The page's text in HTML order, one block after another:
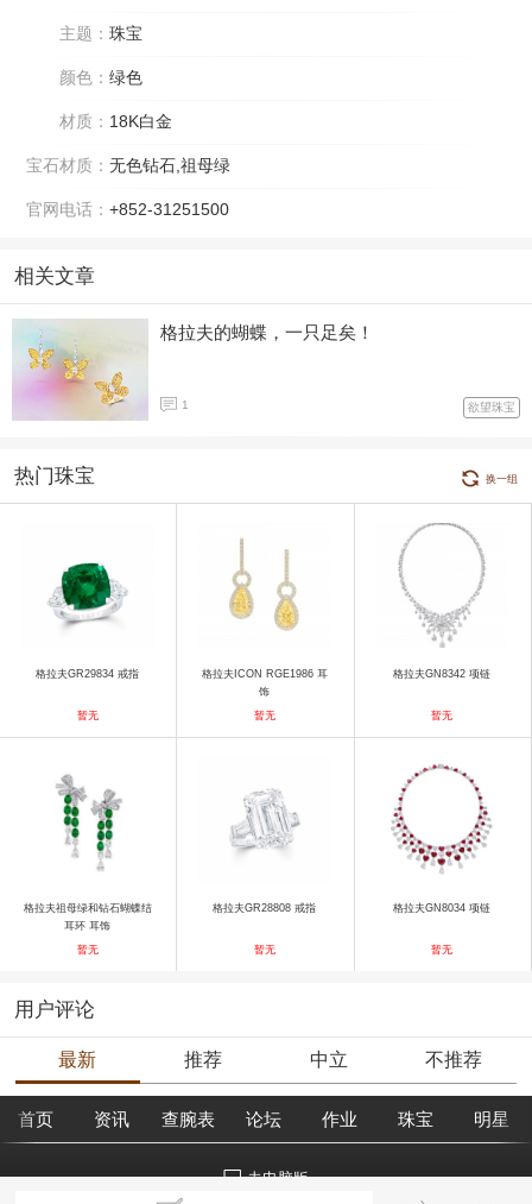
主题： 珠宝
颜色： 绿色
材质： 18K白金
宝石材质： 无色钻石,祖母绿
官网电话： +852-31251500
相关文章
格拉夫的蝴蝶，一只足矣！
1 欲望珠宝
热门珠宝 换一组
格拉夫GR29834 戒指
暂无
格拉夫ICON RGE1986 耳
饰
暂无
格拉夫GN8342 项链
暂无
格拉夫祖母绿和钻石蝴蝶结
耳环 耳饰
暂无
格拉夫GR28808 戒指
暂无
格拉夫GN8034 项链
暂无
用户评论
最新 推荐 中立 不推荐
首页 资讯 查腕表 论坛 作业 珠宝 明星
去电脑版